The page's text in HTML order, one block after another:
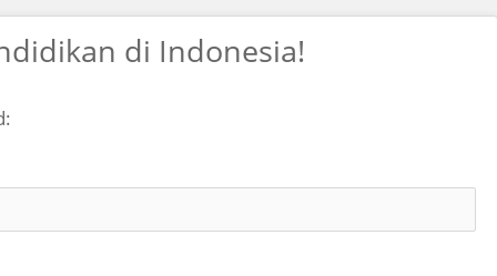
di Indonesia!